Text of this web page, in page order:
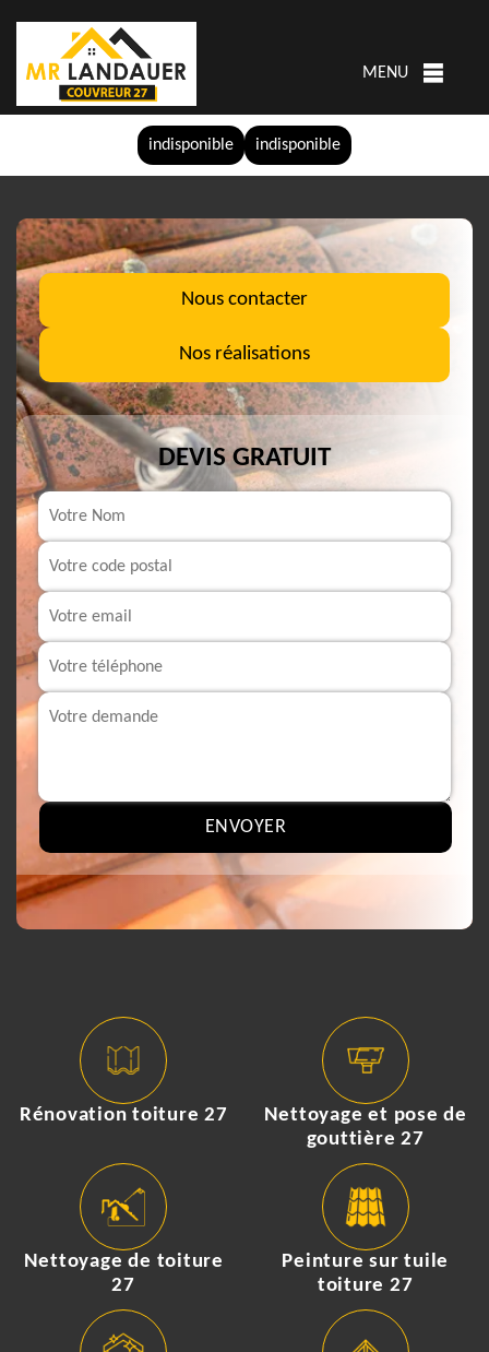
indisponible indisponible
MENU
Nous contacter
Nos réalisations
DEVIS GRATUIT
Rénovation toiture 27
Nettoyage et pose de
gouttière 27
Nettoyage de toiture
27
Peinture sur tuile
toiture 27